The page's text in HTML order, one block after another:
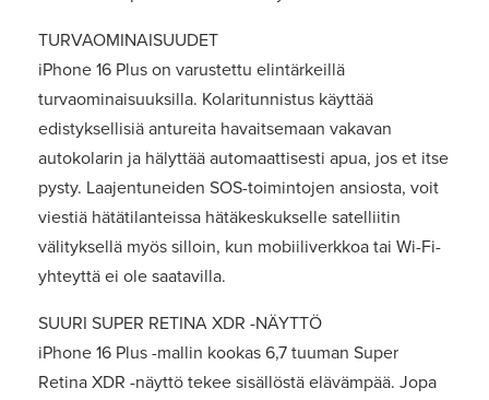
TURVAOMINAISUUDET
iPhone 16 Plus on varustettu elintärkeillä
turvaominaisuuksilla. Kolaritunnistus käyttää
edistyksellisiä antureita havaitsemaan vakavan
autokolarin ja hälyttää automaattisesti apua, jos et itse
pysty. Laajentuneiden SOS-toimintojen ansiosta, voit
viestiä hätätilanteissa hätäkeskukselle satelliitin
välityksellä myös silloin, kun mobiiliverkkoa tai Wi-Fi-
yhteyttä ei ole saatavilla.
SUURI SUPER RETINA XDR -NÄYTTÖ
iPhone 16 Plus -mallin kookas 6,7 tuuman Super
Retina XDR -näyttö tekee sisällöstä elävämpää. Jopa